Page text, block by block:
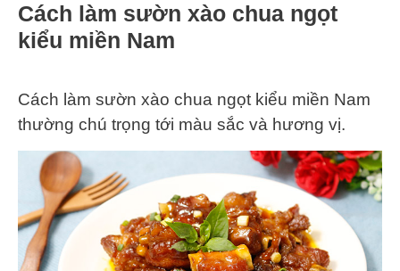
Cách làm sườn xào chua ngọt
kiểu miền Nam
Cách làm sườn xào chua ngọt kiểu miền Nam
thường chú trọng tới màu sắc và hương vị.